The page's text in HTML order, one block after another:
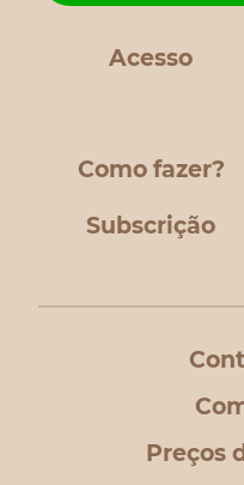
Acesso
Como fazer?
Subscrição
Preços